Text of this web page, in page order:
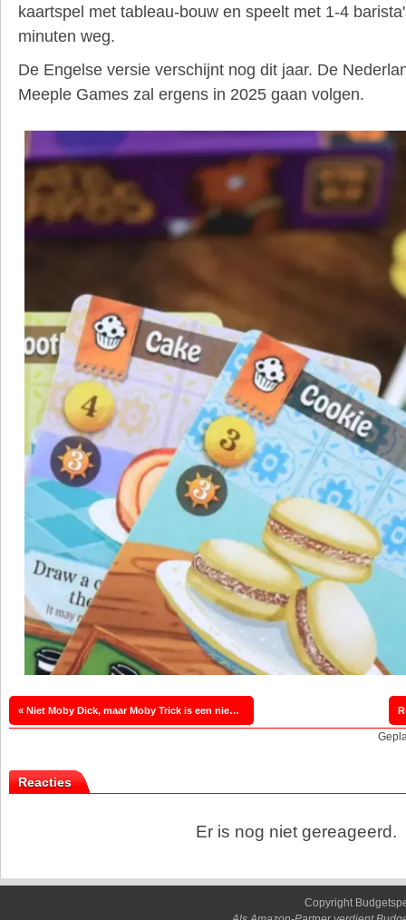
kaartspel met tableau-bouw en speelt met 1-4
minuten weg.
De Engelse versie verschijnt nog dit jaar. De
Meeple Games zal ergens in 2025 gaan volgen.
« Niet Moby Dick, maar Moby Trick is een nieuw slagenspel
Reacties
Er is nog niet gereageerd.
Copyright